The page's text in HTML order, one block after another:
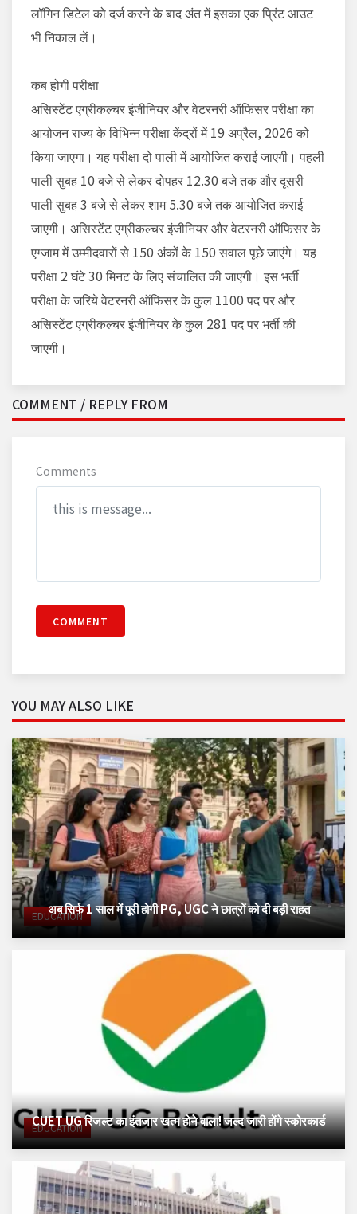
लॉगिन डिटेल को दर्ज करने के बाद अंत में इसका एक प्रिंट आउट
भी निकाल लें।
कब होगी परीक्षा
असिस्टेंट एग्रीकल्चर इंजीनियर और वेटरनरी ऑफिसर परीक्षा का
आयोजन राज्य के विभिन्न परीक्षा केंद्रों में 19 अप्रैल, 2026 को
किया जाएगा। यह परीक्षा दो पाली में आयोजित कराई जाएगी। पहली
पाली सुबह 10 बजे से लेकर दोपहर 12.30 बजे तक और दूसरी
पाली सुबह 3 बजे से लेकर शाम 5.30 बजे तक आयोजित कराई
जाएगी। असिस्टेंट एग्रीकल्चर इंजीनियर और वेटरनरी ऑफिसर के
एग्जाम में उम्मीदवारों से 150 अंकों के 150 सवाल पूछे जाएंगे। यह
परीक्षा 2 घंटे 30 मिनट के लिए संचालित की जाएगी। इस भर्ती
परीक्षा के जरिये वेटरनरी ऑफिसर के कुल 1100 पद पर और
असिस्टेंट एग्रीकल्चर इंजीनियर के कुल 281 पद पर भर्ती की
जाएगी।
COMMENT / REPLY FROM
Comments
COMMENT
YOU MAY ALSO LIKE
EDUCATION
अब सिर्फ 1 साल में पूरी होगी PG, UGC ने छात्रों को दी बड़ी राहत
EDUCATION
CUET UG रिजल्ट का इंतजार खत्म होने वाला! जल्द जारी होंगे स्कोरकार्ड